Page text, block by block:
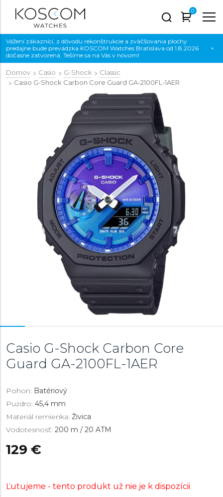
0
Vážení zákazníci, z dôvodu rekonštrukcie a zväčšovania plochy
predajne bude prevádzka KOSCOM Watches Bratislava od 1.8.2026
dočasne zatvorená. Tešíme sa na Vás v novom!
×
Domov Casio G-Shock
Classic
Casio G-Shock Carbon Core Guard GA-2100FL-1AER
Casio G-Shock Carbon Core
Guard GA-2100FL-1AER
Pohon: Batériový
Puzdro: 45,4 mm
Materiál remienka: Živica
Vodotesnosť: 200 m / 20 ATM
129 €
Ľutujeme - tento produkt už nie je k dispozícii